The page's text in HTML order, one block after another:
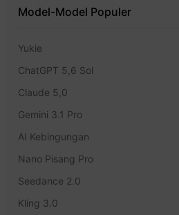
Model-Model Populer
Yukie
ChatGPT 5,6 Sol
Claude 5,0
Gemini 3.1 Pro
AI Kebingungan
Nano Pisang Pro
Seedance 2.0
Kling 3.0